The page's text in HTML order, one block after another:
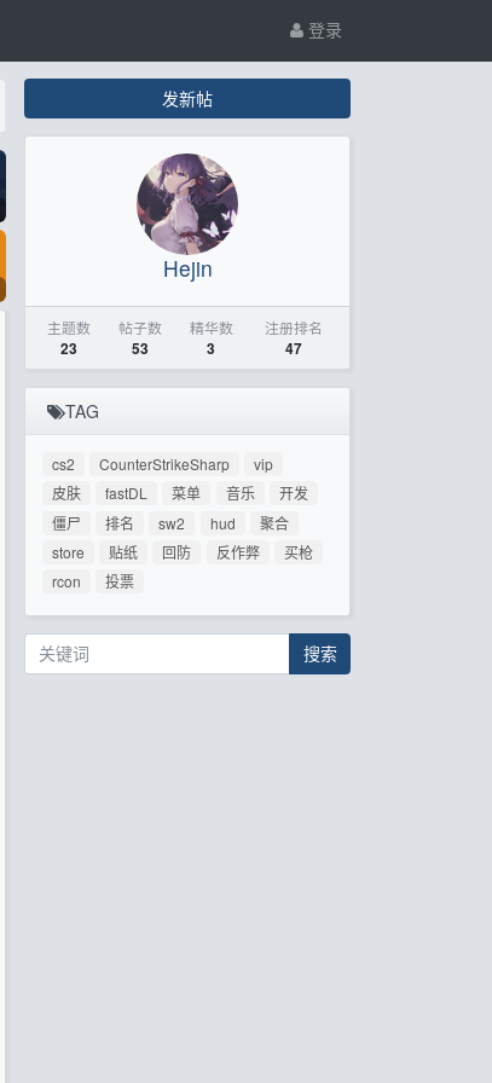
登录
发新帖
Hejin
主题数
23
帖子数
53
精华数
3
注册排名
47
TAG
cs2 CounterStrikeSharp
vip
皮肤
fastDL 菜单 音乐
开发
僵尸
排名 sw2 hud
聚合
store
贴纸 回防 反作弊
买枪
rcon
投票
搜索